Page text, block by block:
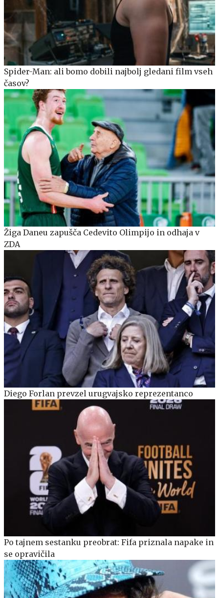
Spider-Man: ali bomo dobili najbolj gledani film vseh
časov?
Žiga Daneu zapušča Cedevito Olimpijo in odhaja v
ZDA
Diego Forlan prevzel urugvajsko reprezentanco
Po tajnem sestanku preobrat: Fifa priznala napake in
se opravičila